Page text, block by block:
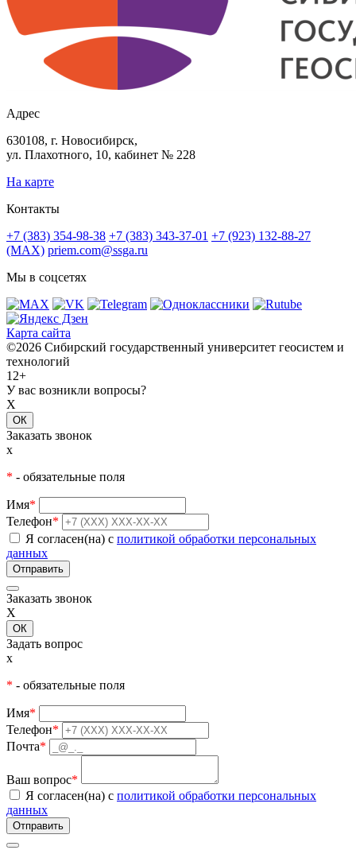
Адрес
630108, г. Новосибирск,
ул. Плахотного, 10, кабинет № 228
На карте
Контакты
+7 (383) 354-98-38 +7 (383) 343-37-01 +7 (923) 132-88-27
(MAX) priem.com@ssga.ru
Мы в соцсетях
Карта сайта
©2026 Сибирский государственный университет геосистем и
технологий
12+
У вас возникли вопросы?
X
ОК
Заказать звонок
x
* - обязательные поля
Имя*
Телефон*
Я согласен(на) с политикой обработки персональных
данных
Заказать звонок
X
ОК
Задать вопрос
x
* - обязательные поля
Имя*
Телефон*
Почта*
Ваш вопрос*
Я согласен(на) с политикой обработки персональных
данных